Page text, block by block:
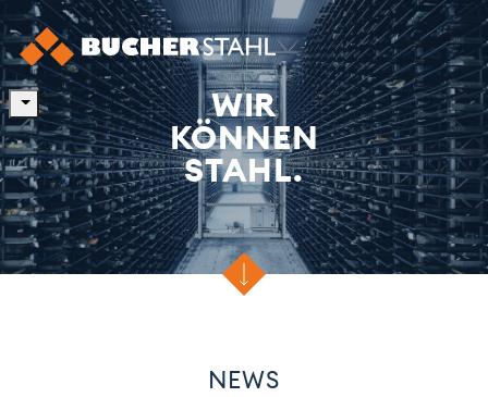
WIR
KÖNNEN
STAHL.
NEWS